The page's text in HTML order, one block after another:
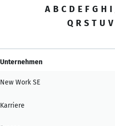
A B C D E F G H I
Q R S T U V
Unternehmen
New Work SE
Karriere